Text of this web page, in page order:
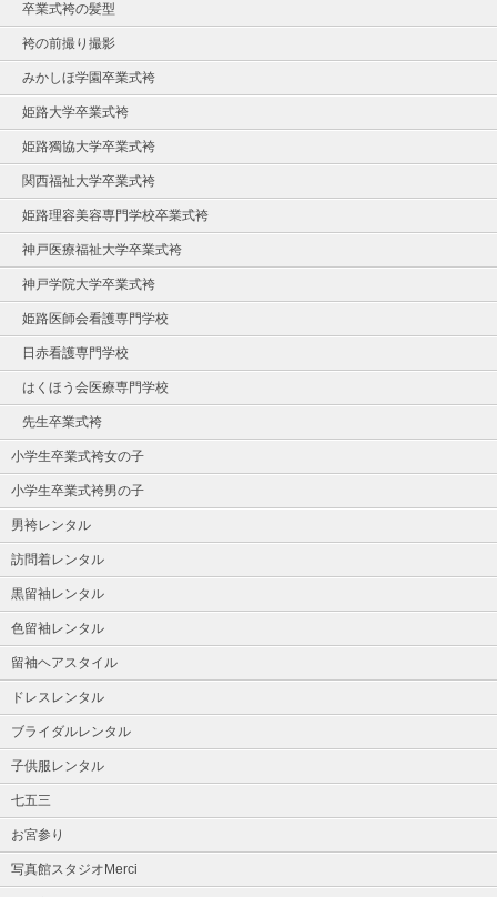
卒業式袴の髪型
袴の前撮り撮影
みかしほ学園卒業式袴
姫路大学卒業式袴
姫路獨協大学卒業式袴
関西福祉大学卒業式袴
姫路理容美容専門学校卒業式袴
神戸医療福祉大学卒業式袴
神戸学院大学卒業式袴
姫路医師会看護専門学校
日赤看護専門学校
はくほう会医療専門学校
先生卒業式袴
小学生卒業式袴女の子
小学生卒業式袴男の子
男袴レンタル
訪問着レンタル
黒留袖レンタル
色留袖レンタル
留袖ヘアスタイル
ドレスレンタル
ブライダルレンタル
子供服レンタル
七五三
お宮参り
写真館スタジオMerci